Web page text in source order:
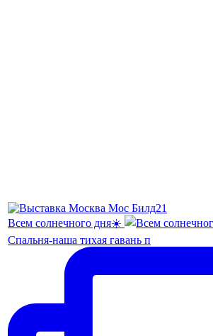
Всем солнечного дня☀️
Спальня-наша тихая гавань п